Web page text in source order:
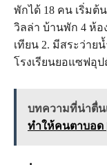
พักได้ 18 คน เริ่มต้
วิลล่า บ้านพัก 4 ห้อ
เทียน 2. มีสระว่าย
โรงเรียนยอแซฟอุ
บทความที่น่าตื่น
ทำให้คนตาบอด